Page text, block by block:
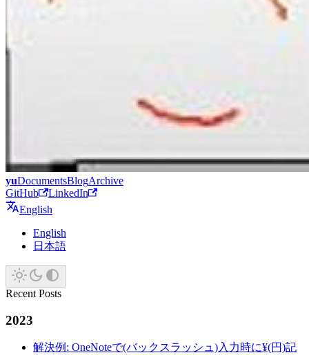
yuDocumentsBlogArchive
GitHub
LinkedIn
English
English
日本語
Recent Posts
2023
解決例: OneNoteで(バックスラッシュ)入力時に¥(円)記